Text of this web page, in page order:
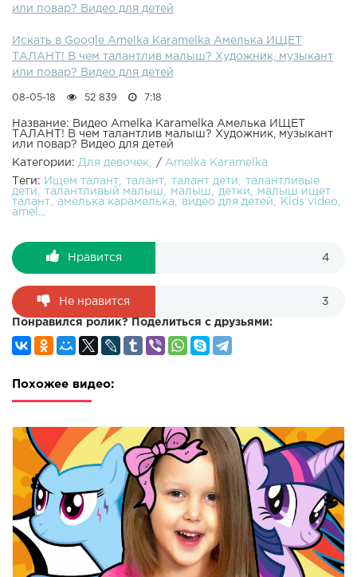
Karamelka в ???? Instagram ???? Смотрите другие наши
Пропал Интернет Потеряли Мяч Упала на роликах Видео
для детей ...Странные Звуки в нашем Доме! Может
Привидение? Амелька Охотник за Привидениями Видео
Игровые наборы My Little Pony ШИММЕР И ШАЙН
Амелька в роли Шиммер Волшебная Лампа и Украшения
подписывайтесь на мой канал! ❤️ Подписка на Канал
???? Amelka Karamelka???? Партнерка как у меня ⚠️
или повар? Видео для детей
Искать в Google Amelka Karamelka Амелька ИЩЕТ
ТАЛАНТ! В чем талантлив малыш? Художник, музыкант
или повар? Видео для детей
08-05-18 52 839 7:18
Название: Видео Amelka Karamelka Амелька ИЩЕТ
ТАЛАНТ! В чем талантлив малыш? Художник, музыкант
или повар? Видео для детей
Категории: Для девочек / Amelka Karamelka
Теги: Ищем талант талант талант дети
талантливые
дети
талантливый малыш малыш детки
малыш ищет
талант
амелька карамелька видео для детей
Kids video
amel...
Нравится 4
Не нравится 3
Понравился ролик? Поделиться с друзьями:
Похожее видео: